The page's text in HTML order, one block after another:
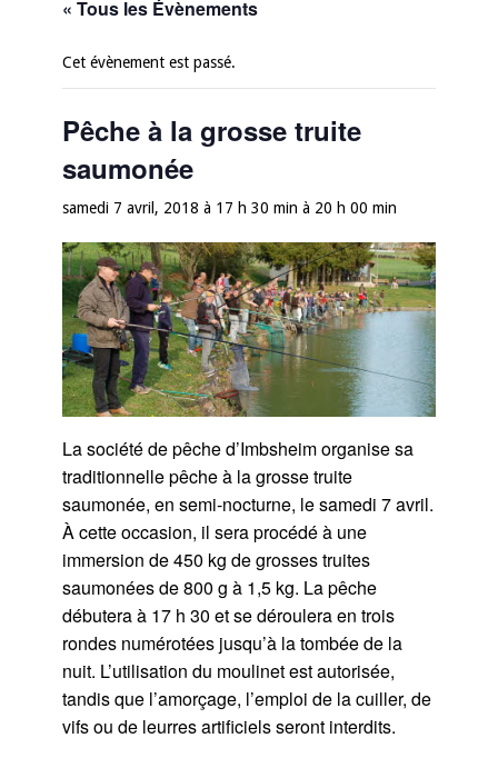
« Tous les Évènements
Cet évènement est passé.
Pêche à la grosse truite
saumonée
samedi 7 avril, 2018 à 17 h 30 min à 20 h 00 min
La société de pêche d’Imbsheim organise sa
traditionnelle pêche à la grosse truite
saumonée, en semi-nocturne, le samedi 7 avril.
À cette occasion, il sera procédé à une
immersion de 450 kg de grosses truites
saumonées de 800 g à 1,5 kg. La pêche
débutera à 17 h 30 et se déroulera en trois
rondes numérotées jusqu’à la tombée de la
nuit. L’utilisation du moulinet est autorisée,
tandis que l’amorçage, l’emploi de la cuiller, de
vifs ou de leurres artificiels seront interdits.